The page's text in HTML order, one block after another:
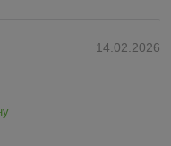
14.02.2026